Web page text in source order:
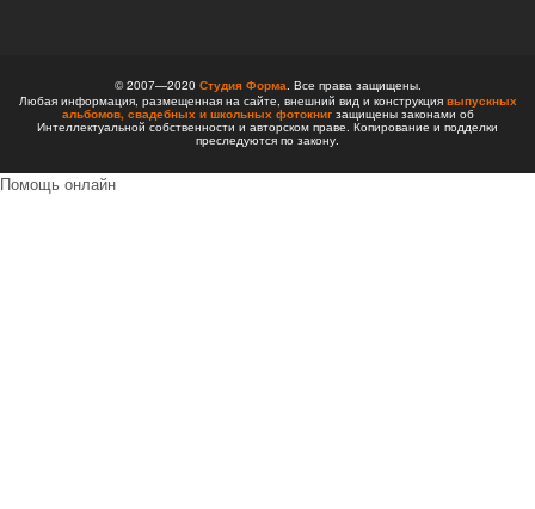
© 2007—2020 Студия Форма . Все права защищены.
Любая информация, размещенная на сайте, внешний вид и конструкция выпускных
альбомов, свадебных и школьных фотокнигзащищены законами об
Интеллектуальной собственности и авторском праве. Копирование и подделки
преследуются по закону.
Помощь онлайн